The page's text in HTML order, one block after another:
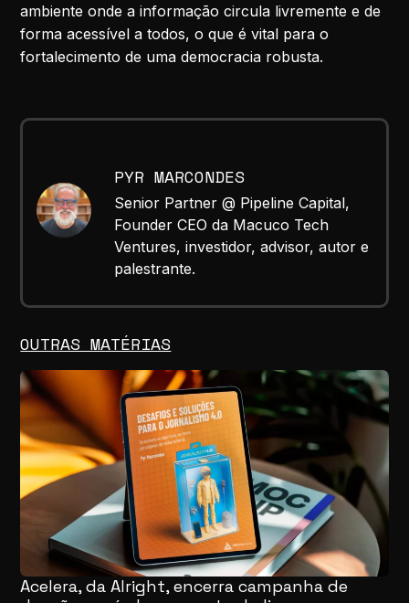
ambiente onde a informação circula livremente e de
forma acessível a todos, o que é vital para o
fortalecimento de uma democracia robusta.
PYR MARCONDES
Senior Partner @ Pipeline Capital,
Founder CEO da Macuco Tech
Ventures, investidor, advisor, autor e
palestrante.
OUTRAS MATÉRIAS
Acelera, da Alright, encerra campanha de